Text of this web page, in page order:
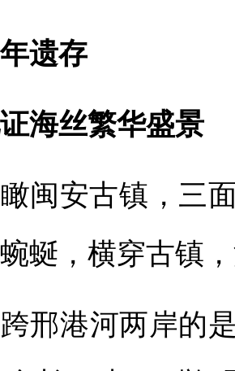
遗存
海丝繁华盛景
闽安古镇，三
蜒，横穿古镇
邢港河两岸的